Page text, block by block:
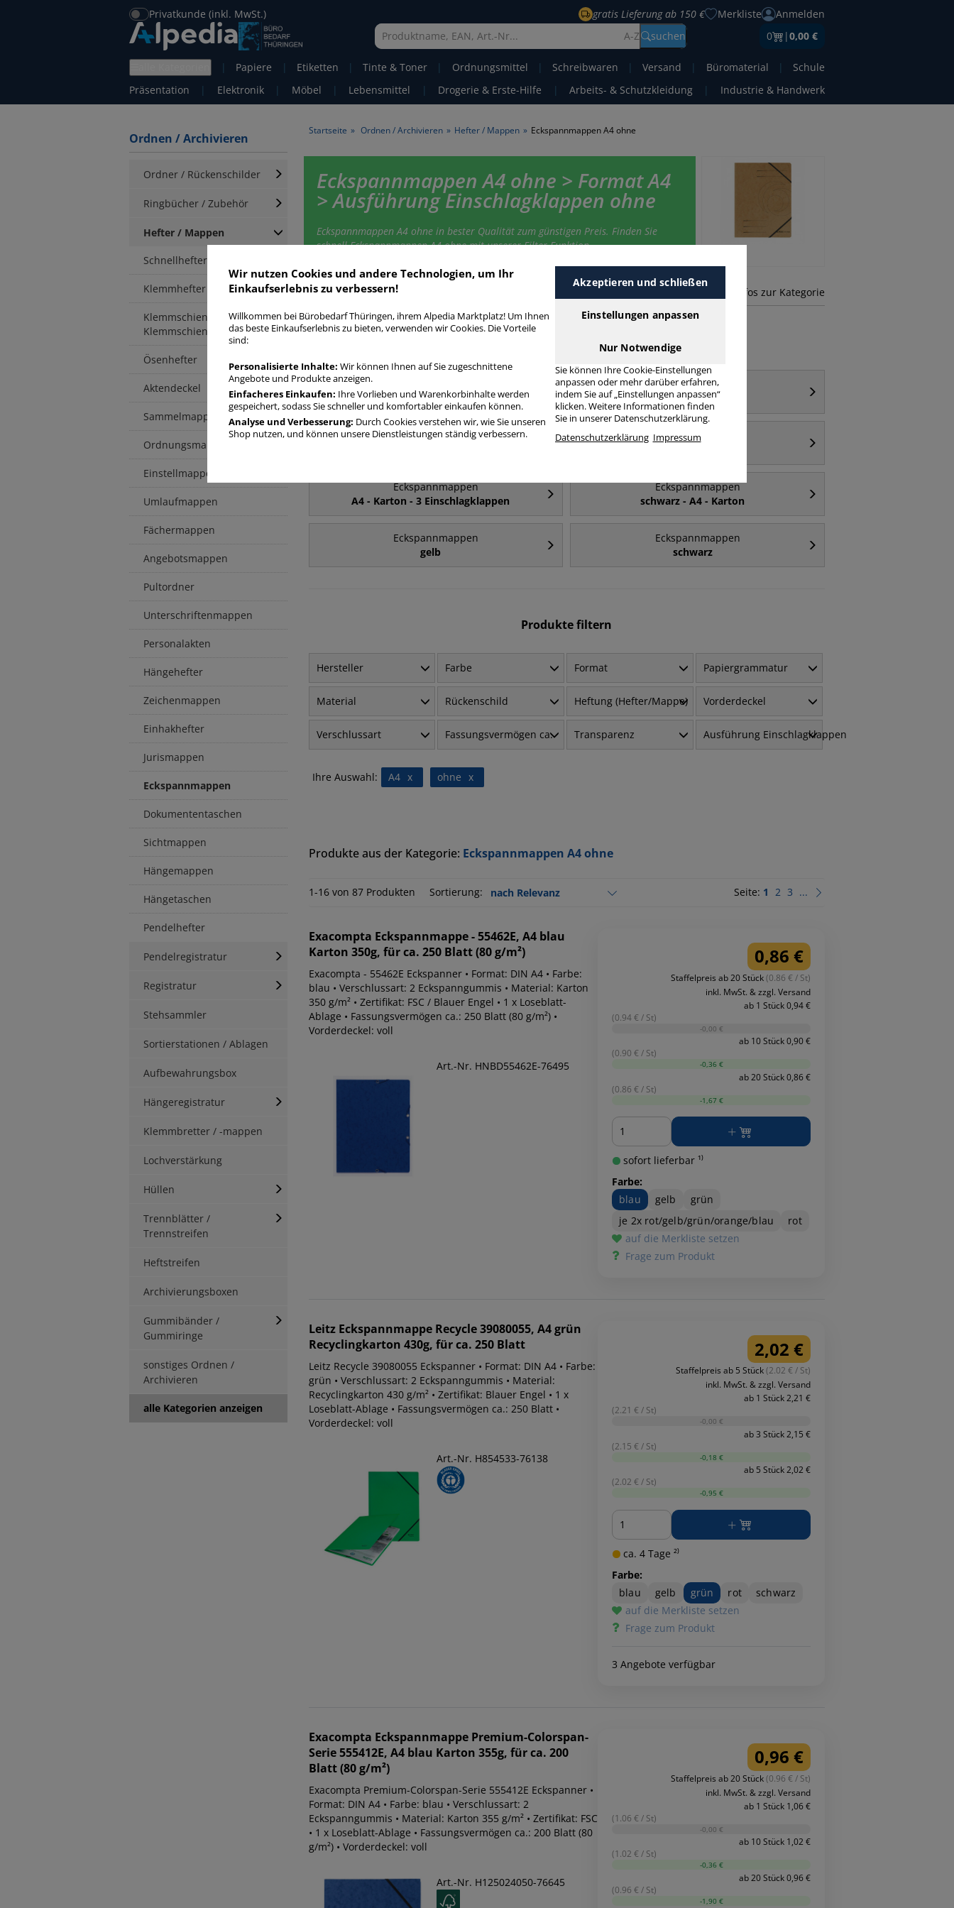
Privatkunde (inkl. MwSt.) gratis Lieferung ab 150 € Merkliste
Anmelden
A-Z
suchen 0 |0,00 €
| Papiere | Etiketten | Tinte & Toner | Ordnungsmittel | Schreibwaren | Versand | Büromaterial |
Schule
Präsentation
| Elektronik | Möbel | Lebensmittel | Drogerie & Erste-Hilfe | Arbeits- & Schutzkleidung | Industrie & Handwerk
Ordnen / Archivieren
Ordner / Rückenschilder
Ringbücher / Zubehör
Hefter / Mappen
Schnellhefter
Klemmhefter
Klemmschienen /
Klemmschienenhüllen
Ösenhefter
Aktendeckel
Sammelmappen / -boxen
Ordnungsmappen
Einstellmappen
Umlaufmappen
Fächermappen
Angebotsmappen
Pultordner
Unterschriftenmappen
Personalakten
Hängehefter
Zeichenmappen
Einhakhefter
Jurismappen
Eckspannmappen
Dokumententaschen
Sichtmappen
Hängemappen
Hängetaschen
Pendelhefter
Pendelregistratur
Registratur
Stehsammler
Sortierstationen / Ablagen
Aufbewahrungsbox
Hängeregistratur
Klemmbretter / -mappen
Lochverstärkung
Hüllen
Trennblätter /
Trennstreifen
Heftstreifen
Archivierungsboxen
Gummibänder /
Gummiringe
sonstiges Ordnen /
Archivieren
alle Kategorien anzeigen
Startseite » Ordnen / Archivieren » Hefter / Mappen » Eckspannmappen A4 ohne
Eckspannmappen A4 ohne > Format A4
> Ausführung Einschlagklappen ohne
Eckspannmappen A4 ohne in bester Qualität zum günstigen Preis. Finden Sie
schnell Eckspannmappen A4 ohne mit unserer Filter-Funktion.
Eckspannmappen A4 ohne mehr Infos zur Kategorie
Häufig gesucht
A4
Eckspannmappen
A4 - Karton
Eckspannmappen
Eckspannmappen
Eckspannmappen
A4 - Karton - 3 Einschlagklappen
Eckspannmappen
schwarz - A4 - Karton
Eckspannmappen
gelb
Eckspannmappen
schwarz
Produkte filtern
Hersteller Farbe Format Papiergrammatur
Material Rückenschild Heftung (Hefter/Mappe) Vorderdeckel
Verschlussart Fassungsvermögen ca. Transparenz Ausführung Einschlagklappen
Ihre Auswahl: x
A4 x
ohne
Produkte aus der Kategorie: Eckspannmappen A4 ohne
1-16 von 87 Produkten Sortierung: Seite: 1 2 3 ...
Exacompta Eckspannmappe - 55462E, A4 blau
Karton 350g, für ca. 250 Blatt (80 g/m²)
Exacompta - 55462E Eckspanner • Format: DIN A4 • Farbe:
blau • Verschlussart: 2 Eckspanngummis • Material: Karton
350 g/m² • Zertifikat: FSC / Blauer Engel • 1 x Loseblatt-
Ablage • Fassungsvermögen ca.: 250 Blatt (80 g/m²) •
Vorderdeckel: voll
Art.-Nr. HNBD55462E-76495
0,86 €
Staffelpreis ab 20 Stück(0.86 € / St)
inkl. MwSt. & zzgl. Versand
ab 1 Stück 0,94 €
(0.94 € / St)
-0,00 €
ab 10 Stück 0,90 €
(0.90 € / St)
-0,36 €
ab 20 Stück 0,86 €
(0.86 € / St)
-1,67 €
Menge
sofort lieferbar ¹⁾
Farbe:
blau
gelb
grün
je 2x rot/gelb/grün/orange/blau
rot
auf die Merkliste setzen
Frage zum Produkt
Leitz Eckspannmappe Recycle 39080055, A4 grün
Recyclingkarton 430g, für ca. 250 Blatt
Leitz Recycle 39080055 Eckspanner • Format: DIN A4 • Farbe:
grün • Verschlussart: 2 Eckspanngummis • Material:
Recyclingkarton 430 g/m² • Zertifikat: Blauer Engel • 1 x
Loseblatt-Ablage • Fassungsvermögen ca.: 250 Blatt •
Vorderdeckel: voll
Art.-Nr. H854533-76138
2,02 €
Staffelpreis ab 5 Stück(2.02 € / St)
inkl. MwSt. & zzgl. Versand
ab 1 Stück 2,21 €
(2.21 € / St)
-0,00 €
ab 3 Stück 2,15 €
(2.15 € / St)
-0,18 €
ab 5 Stück 2,02 €
(2.02 € / St)
-0,95 €
Menge
ca. 4 Tage ²⁾
Farbe:
blau
gelb grün rot
schwarz
auf die Merkliste setzen
Frage zum Produkt
3 Angebote verfügbar
Exacompta Eckspannmappe Premium-Colorspan-
Serie 555412E, A4 blau Karton 355g, für ca. 200
Blatt (80 g/m²)
Exacompta Premium-Colorspan-Serie 555412E Eckspanner •
Format: DIN A4 • Farbe: blau • Verschlussart: 2
Eckspanngummis • Material: Karton 355 g/m² • Zertifikat: FSC
• 1 x Loseblatt-Ablage • Fassungsvermögen ca.: 200 Blatt (80
g/m²) • Vorderdeckel: voll
Art.-Nr. H125024050-76645
0,96 €
Staffelpreis ab 20 Stück(0.96 € / St)
inkl. MwSt. & zzgl. Versand
ab 1 Stück 1,06 €
(1.06 € / St)
-0,00 €
ab 10 Stück 1,02 €
(1.02 € / St)
-0,36 €
ab 20 Stück 0,96 €
(0.96 € / St)
-1,90 €
Wir nutzen Cookies und andere Technologien, um Ihr
Einkaufserlebnis zu verbessern!
Willkommen bei Bürobedarf Thüringen, ihrem Alpedia Marktplatz! Um Ihnen
das beste Einkaufserlebnis zu bieten, verwenden wir Cookies. Die Vorteile
sind:
Personalisierte Inhalte: Wir können Ihnen auf Sie zugeschnittene
Angebote und Produkte anzeigen.
Einfacheres Einkaufen: Ihre Vorlieben und Warenkorbinhalte werden
gespeichert, sodass Sie schneller und komfortabler einkaufen können.
Analyse und Verbesserung: Durch Cookies verstehen wir, wie Sie unseren
Shop nutzen, und können unsere Dienstleistungen ständig verbessern.
Akzeptieren und schließen
Einstellungen anpassen
Nur Notwendige
Sie können Ihre Cookie-Einstellungen
anpassen oder mehr darüber erfahren,
indem Sie auf „Einstellungen anpassen“
klicken. Weitere Informationen finden
Sie in unserer Datenschutzerklärung.
Datenschutzerklärung Impressum